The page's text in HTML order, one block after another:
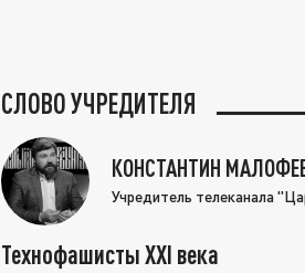
СЛОВО УЧРЕДИТЕЛЯ
КОНСТАНТИН
Учредитель телеканала
Технофашисты XXI века